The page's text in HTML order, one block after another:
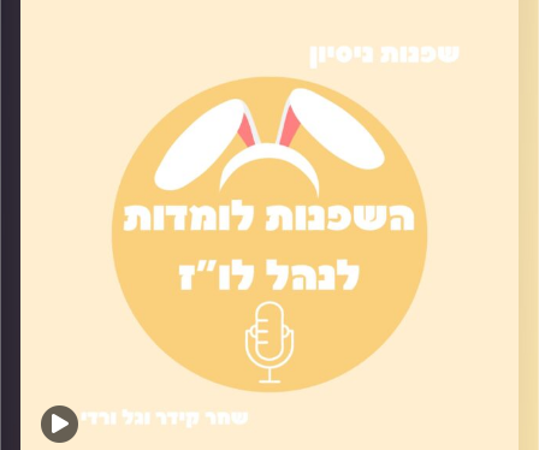
שחר קידר וגל ורדי